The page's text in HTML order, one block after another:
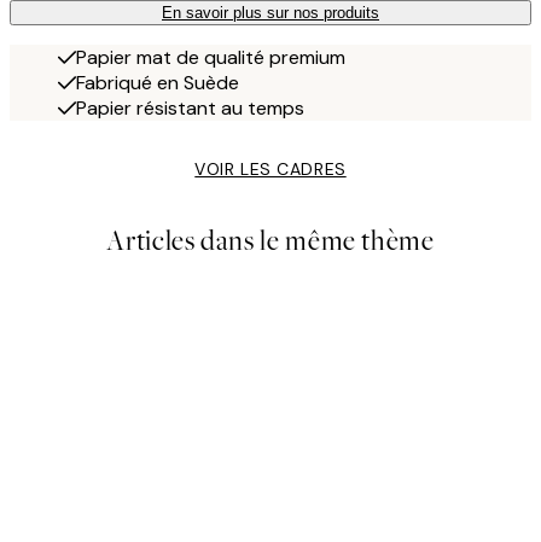
En savoir plus sur nos produits
Papier mat de qualité premium
Fabriqué en Suède
Papier résistant au temps
VOIR LES CADRES
Articles dans le même thème